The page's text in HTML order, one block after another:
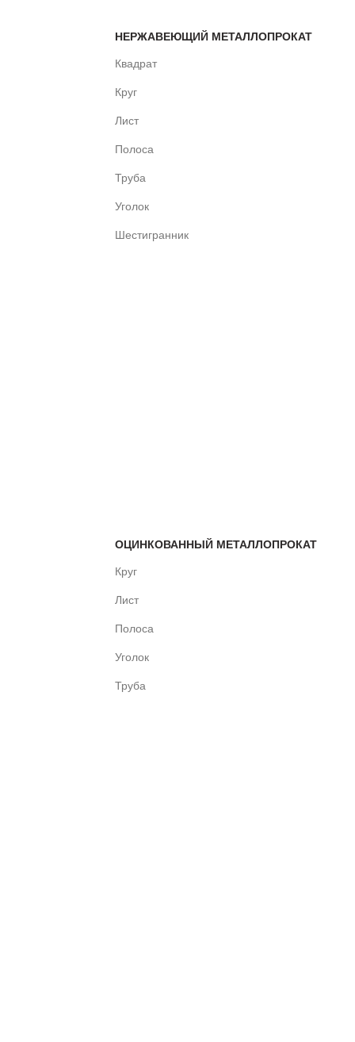
НЕРЖАВЕЮЩИЙ МЕТАЛЛОПРОКАТ
Квадрат
Круг
Лист
Полоса
Труба
Уголок
Шестигранник
ОЦИНКОВАННЫЙ МЕТАЛЛОПРОКАТ
Круг
Лист
Полоса
Уголок
Труба